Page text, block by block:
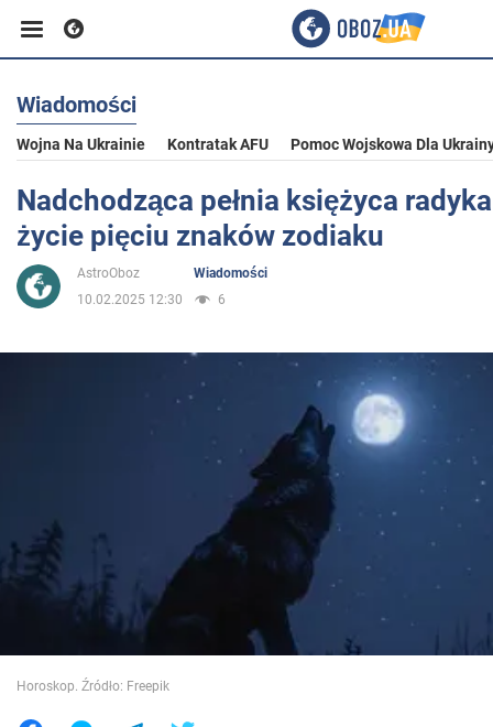
Biznes
Sport
Rozrywka
Wojna na Ukrainie
Jedzenie
Wiadomości
Wojna Na Ukrainie Kontratak AFU Pomoc Wojskowa Dla
Nadchodząca pełnia księżyca
życie pięciu znaków zodiaku
AstroOboz
Wiadomości
10.02.2025 12:30
6
Horoskop. Źródło: Freepik